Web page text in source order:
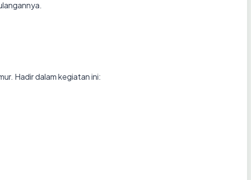
Hadir dalam kegiatan ini: